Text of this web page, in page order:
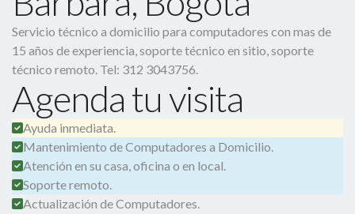
Servicio técnico a domicilio para computadores con mas de
15 años de experiencia, soporte técnico en sitio, soporte
técnico remoto. Tel: 312 3043756.
Agenda tu visita
Ayuda inmediata.
Mantenimiento de Computadores a Domicilio.
Atención en su casa, oficina o en local.
Soporte remoto.
Actualización de Computadores.